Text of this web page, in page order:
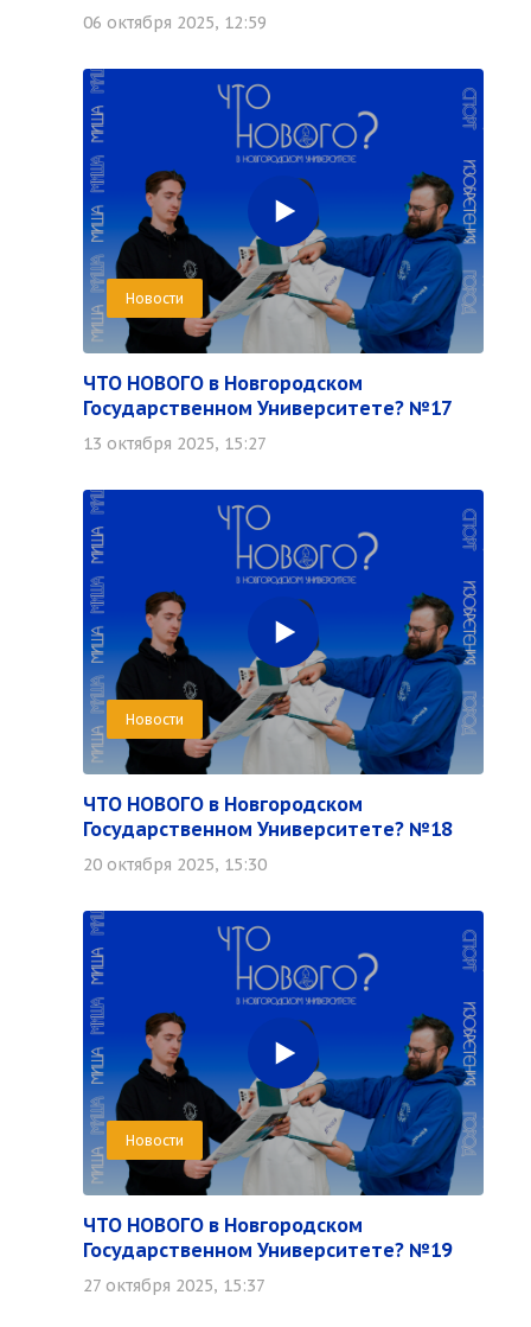
06 октября 2025, 12:59
Новости
ЧТО НОВОГО в Новгородском
Государственном Университете? №17
13 октября 2025, 15:27
Новости
ЧТО НОВОГО в Новгородском
Государственном Университете? №18
20 октября 2025, 15:30
Новости
ЧТО НОВОГО в Новгородском
Государственном Университете? №19
27 октября 2025, 15:37